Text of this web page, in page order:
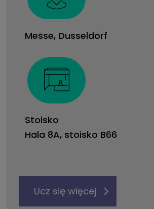
Messe, Dusseldorf
Stoisko
Hala 8A, stoisko B66
Ucz się więcej